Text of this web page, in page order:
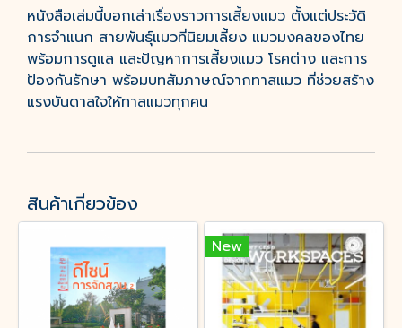
หนังสือเล่มนี้บอกเล่าเรื่องราวการเลี้ยงแมว ตั้งแต่ประวัดิ
การจำแนก สายพันธุ์แมวที่นิยมเลี้ยง แมวมงคลของไทย
พร้อมการดูแล และปัญหาการเลี้ยงแมว โรคต่าง และการ
ป้องกันรักษา พร้อมบทสัมภาษณ์จากทาสแมว ที่ช่วยสร้าง
แรงบันดาลใจให้ทาสแมวทุกคน
สินค้าเกี่ยวข้อง
New